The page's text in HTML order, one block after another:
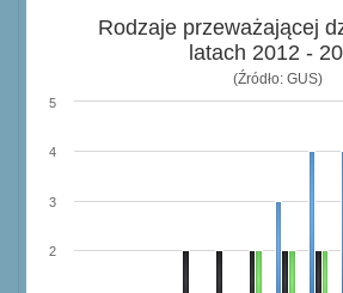
Rodzaje przeważającej
latach 2012 -
(Źródło: GUS)
2
3
4
5